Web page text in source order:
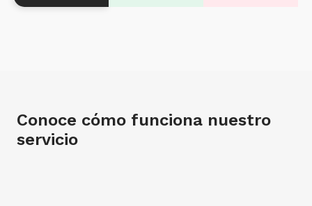
Conoce cómo funciona nuestro
servicio